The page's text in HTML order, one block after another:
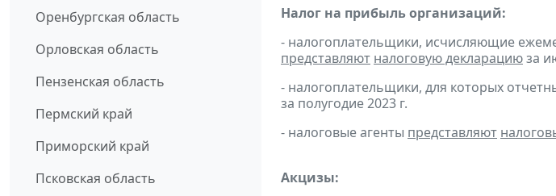
Оренбургская область
Орловская область
Пензенская область
Пермский край
Приморский край
Псковская область
Налог на прибыль организаций:
- налогоплательщики, исчисляющие
представляют налоговую декларациюза
- налогоплательщики, для которых
за полугодие 2023 г.
- налоговые агенты представляют
Акцизы: